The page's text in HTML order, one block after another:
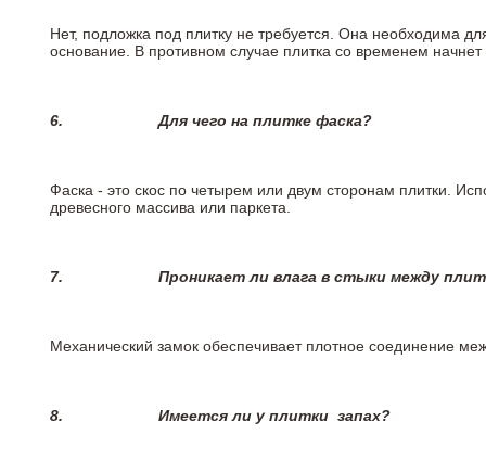
Нет, подложка под плитку не требуется. Она необходима
основание. В противном случае плитка со временем
6.Для чего на плитке фаска?
Фаска - это скос по четырем или двум сторонам плитки.
древесного массива или паркета.
7. Проникает ли влага в стыки между
Механический замок обеспечивает плотное соединение
8. Имеется ли у плитки запах?